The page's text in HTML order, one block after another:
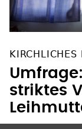
KIRCHLICHES
striktes